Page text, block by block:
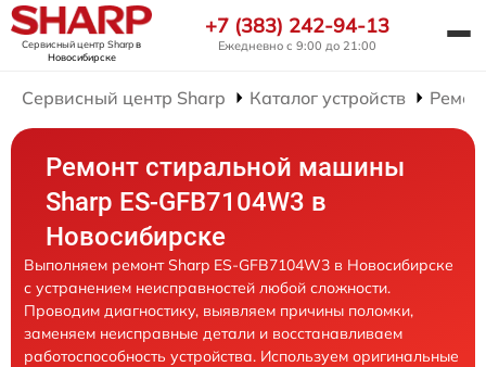
Сервисный центр Sharpв
Новосибирске
+7 (383) 242-94-13
Ежедневно с 9:00 до 21:00
Сервисный центр Sharp Каталог устройств
Ремонт стиральной машины
Sharp ES-GFB7104W3 в
Новосибирске
Выполняем ремонт Sharp ES-GFB7104W3 в Новосибирске
с устранением неисправностей любой сложности.
Проводим диагностику, выявляем причины поломки,
заменяем неисправные детали и восстанавливаем
работоспособность устройства. Используем оригинальные